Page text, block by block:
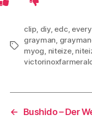
Schlagwörter
clip, diy, edc,
grayman,
myog, niteize,
←
Bushido – Der